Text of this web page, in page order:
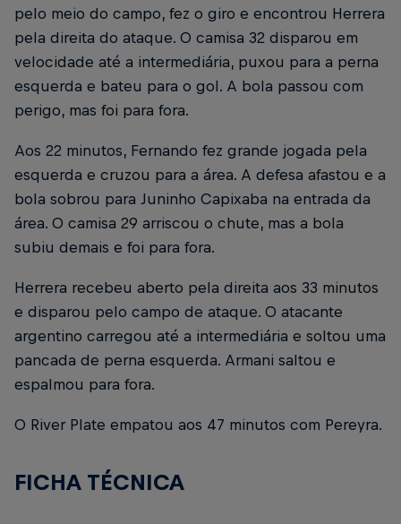
pelo meio do campo, fez o giro e encontrou Herrera
pela direita do ataque. O camisa 32 disparou em
velocidade até a intermediária, puxou para a perna
esquerda e bateu para o gol. A bola passou com
perigo, mas foi para fora.
Aos 22 minutos, Fernando fez grande jogada pela
esquerda e cruzou para a área. A defesa afastou e a
bola sobrou para Juninho Capixaba na entrada da
área. O camisa 29 arriscou o chute, mas a bola
subiu demais e foi para fora.
Herrera recebeu aberto pela direita aos 33 minutos
e disparou pelo campo de ataque. O atacante
argentino carregou até a intermediária e soltou uma
pancada de perna esquerda. Armani saltou e
espalmou para fora.
O River Plate empatou aos 47 minutos com Pereyra.
FICHA TÉCNICA